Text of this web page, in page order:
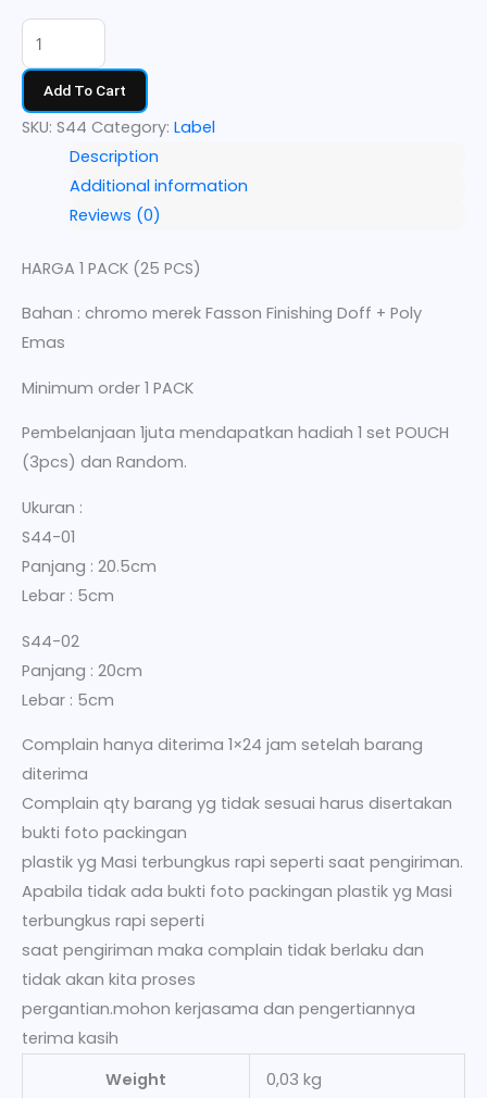
Add To Cart
SKU: S44 Category: Label
Description
Additional information
Reviews (0)
HARGA 1 PACK (25 PCS)
Bahan : chromo merek Fasson Finishing Doff + Poly
Emas
Minimum order 1 PACK
Pembelanjaan 1juta mendapatkan hadiah 1 set POUCH
(3pcs) dan Random.
Ukuran :
S44-01
Panjang : 20.5cm
Lebar : 5cm
S44-02
Panjang : 20cm
Lebar : 5cm
Complain hanya diterima 1×24 jam setelah barang
diterima
Complain qty barang yg tidak sesuai harus disertakan
bukti foto packingan
plastik yg Masi terbungkus rapi seperti saat pengiriman.
Apabila tidak ada bukti foto packingan plastik yg Masi
terbungkus rapi seperti
saat pengiriman maka complain tidak berlaku dan
tidak akan kita proses
pergantian.mohon kerjasama dan pengertiannya
terima kasih
Weight
0,03 kg